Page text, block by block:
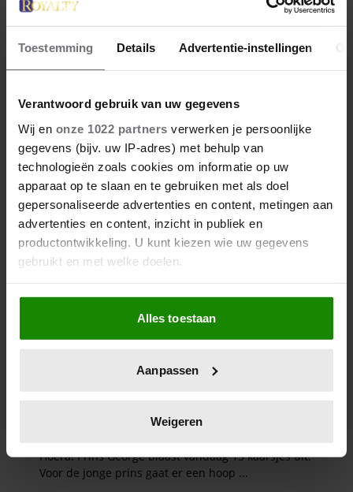
Toestemming Details Advertentie-instellingen
Verantwoord gebruik van uw gegevens
Wij en onze 1022 partners verwerken je persoonlijke
gegevens (bijv. uw IP-adres) met behulp van
technologieën zoals cookies om informatie op uw
apparaat op te slaan en te gebruiken met als doel
gepersonaliseerde advertenties en content, metingen aan
advertenties en content, inzicht in publiek en
productontwikkeling. U kunt kiezen wie uw gegevens
gebruikt en met welke doelen.
Als u het toestaat, willen we ook graag:
Informatie verzamelen over uw geografische
locatie, die tot een paar meter nauwkeurig kan zijn
scannen op specifieke eigenschappen (fingerprinting)
verwerkt en stel uw voorkeuren in het
intrekken in de Cookieverklaring.
Alles toestaan
Aanpassen
Weigeren
27 april 2026
KONINGSPAAR TIJDENS
KONINGSDAG 2026